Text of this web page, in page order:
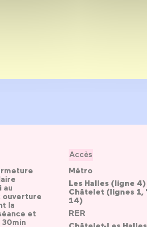
au
ouverture
la
et
Accès
Métro
Les Halles (ligne 4)
Châtelet (lignes 1,
14)
RER